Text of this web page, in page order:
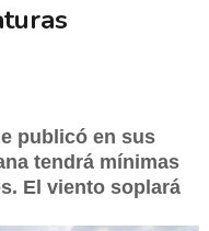
publicó en sus
tendrá mínimas
El viento soplará